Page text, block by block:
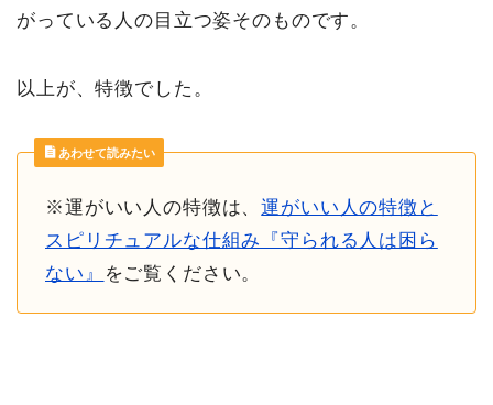
がっている人の目立つ姿そのものです。
以上が、特徴でした。
あわせて読みたい
※運がいい人の特徴は、運がいい人の特徴と
スピリチュアルな仕組み『守られる人は困ら
ない』
をご覧ください。